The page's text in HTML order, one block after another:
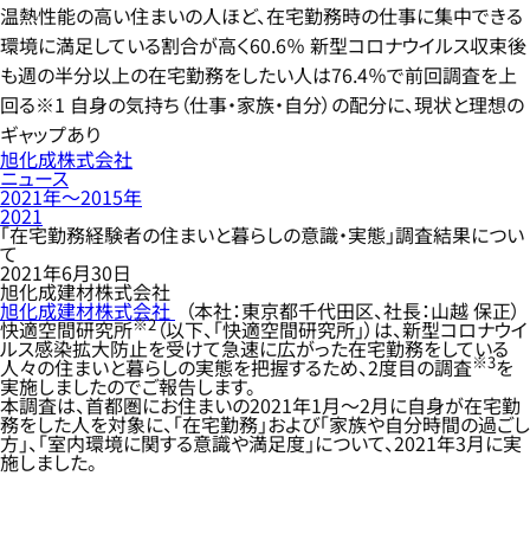
温熱性能の高い住まいの人ほど、在宅勤務時の仕事に集中できる
環境に満足している割合が高く60.6％ 新型コロナウイルス収束後
も週の半分以上の在宅勤務をしたい人は76.4％で前回調査を上
回る※1 自身の気持ち（仕事・家族・自分）の配分に、現状と理想の
ギャップあり
旭化成株式会社
ニュース
2021年〜2015年
2021
「在宅勤務経験者の住まいと暮らしの意識・実態」調査結果につい
て
2021年6月30日
旭化成建材株式会社
旭化成建材株式会社 （本社：東京都千代田区、社長：山越 保正）
快適空間研究所※2（以下、「快適空間研究所」）は、新型コロナウイ
ルス感染拡大防止を受けて急速に広がった在宅勤務をしている
人々の住まいと暮らしの実態を把握するため、2度目の調査※3を
実施しましたのでご報告します。
本調査は、首都圏にお住まいの2021年1月～2月に自身が在宅勤
務をした人を対象に、「在宅勤務」および「家族や自分時間の過ごし
方」、「室内環境に関する意識や満足度」について、2021年3月に実
施しました。